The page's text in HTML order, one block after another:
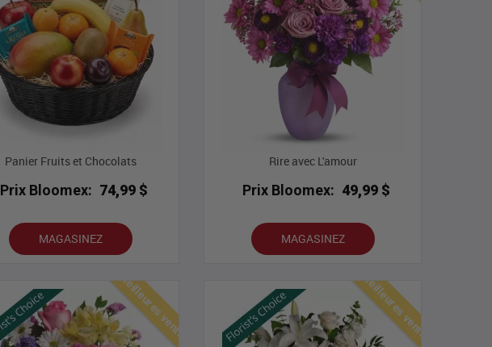
Panier Fruits et Chocolats
Prix Bloomex: 74,99 $
MAGASINEZ
Rire avec L'amour
Prix Bloomex: 49,99 $
MAGASINEZ
Meilleures ventes Meilleures ventes